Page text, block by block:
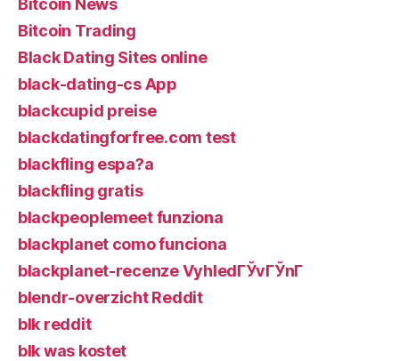
Bitcoin News
Bitcoin Trading
Black Dating Sites online
black-dating-cs App
blackcupid preise
blackdatingforfree.com test
blackfling espa?a
blackfling gratis
blackpeoplemeet funziona
blackplanet como funciona
blackplanet-recenze VyhledГЎvГЎnГ­
blendr-overzicht Reddit
blk reddit
blk was kostet